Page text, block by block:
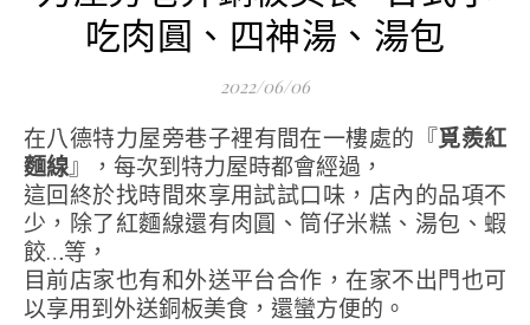
吃肉圓、四神湯、湯包
2022/06/06
在八德特力屋旁巷子裡有間在一樓處的『覓羨紅
麵線』，每次到特力屋時都會經過，
這回終於找時間來享用試試口味，店內的品項不
少，除了紅麵線還有肉圓、筒仔米糕、湯包、蝦
餃…等，
目前店家也有和外送平台合作，在家不出門也可
以享用到外送銅板美食，還蠻方便的。